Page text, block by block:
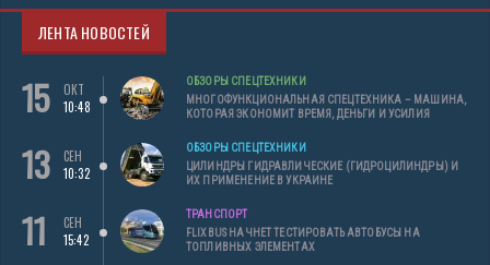
ЛЕНТА НОВОСТЕЙ
15
ОКТ
10:48
ОБЗОРЫ СПЕЦТЕХНИКИ
МНОГОФУНКЦИОНАЛЬНАЯ СПЕЦТЕХНИКА – МАШИНА,
КОТОРАЯ ЭКОНОМИТ ВРЕМЯ, ДЕНЬГИ И УСИЛИЯ
13
СЕН
10:32
ОБЗОРЫ СПЕЦТЕХНИКИ
ЦИЛИНДРЫ ГИДРАВЛИЧЕСКИЕ (ГИДРОЦИЛИНДРЫ) И
ИХ ПРИМЕНЕНИЕ В УКРАИНЕ
11
СЕН
15:42
ТРАНСПОРТ
FLIXBUS НАЧНЕТ ТЕСТИРОВАТЬ АВТОБУСЫ НА
ТОПЛИВНЫХ ЭЛЕМЕНТАХ